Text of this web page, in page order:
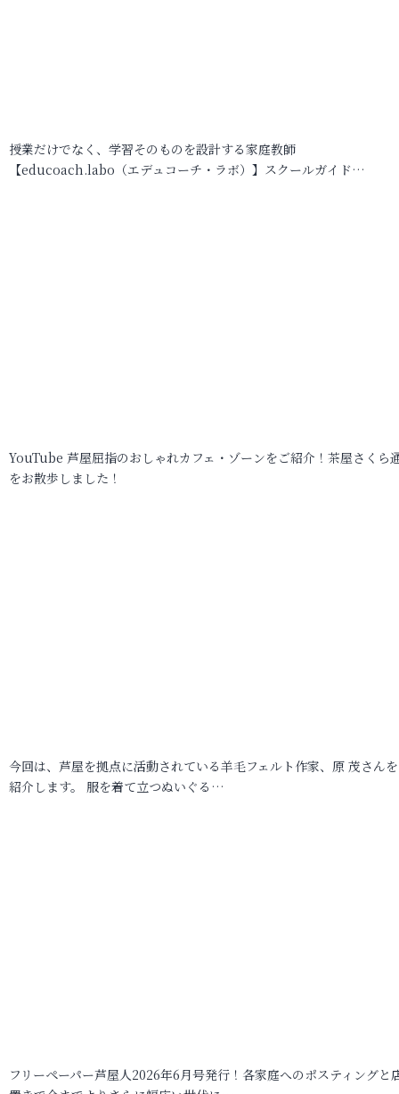
授業だけでなく、学習そのものを設計する家庭教師
【educoach.labo（エデュコーチ・ラボ）】スクールガイド…
YouTube 芦屋屈指のおしゃれカフェ・ゾーンをご紹介！茶屋さくら
をお散歩しました！
今回は、芦屋を拠点に活動されている羊毛フェルト作家、原 茂さん
紹介します。 服を着て立つぬいぐる…
フリーペーパー芦屋人2026年6月号発行！各家庭へのポスティングと